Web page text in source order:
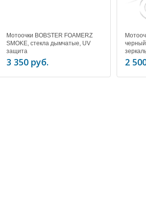
Мотоочки BOBSTER FOAMERZ
SMOKE, стекла дымчатые, UV
защита
3 350 руб. 2